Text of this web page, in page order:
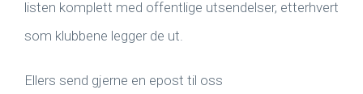
listen komplett med offentlige utsendelser, etterhvert
som klubbene legger de ut.
Ellers send gjerne en epost til oss